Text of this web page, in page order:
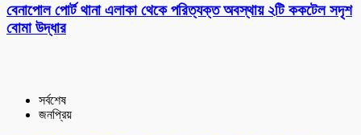
বেনাপোল পোর্ট থানা এলাকা থেকে পরিত্যক্ত অবস্থায় ২টি ককটেল সদৃশ
বোমা উদ্ধার
সর্বশেষ
জনপ্রিয়